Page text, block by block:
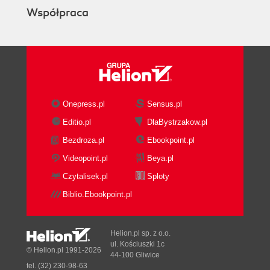
Dostarczanie treści wideo za pomocą elementu
Podsumowanie (146)
Rozdział 9. HTML5 i CSS3 (149)
Odkrywanie dodatkowych elementów języka
HTML5 (150)
Więcej możliwości projektowych dzięki kodowi
CSS3 (155)
Podsumowanie (178)
Rozdział 10. Inne platformy do tworzenia aplikacji
mobilnych (179)
Emulowanie działania systemu iOS za pomocą
rozwiązań PhoneGap i jQTouch (180)
Tworzenie natywnych aplikacji za pomocą
platformy Titanium Mobile (186)
Tworzenie aplikacji WWW za pomocą platformy
Współpraca
Onepress.pl
Sensus.pl
Editio.pl
DlaBystrzakow.pl
Bezdroza.pl
Ebookpoint.pl
Videopoint.pl
Beya.pl
Czytalisek.pl
Sploty
Biblio.Ebookpoint.pl
© Helion.pl 1991-2026
Helion.pl sp. z o.o.
ul. Kościuszki 1c
44-100 Gliwice
tel. (32) 230-98-63